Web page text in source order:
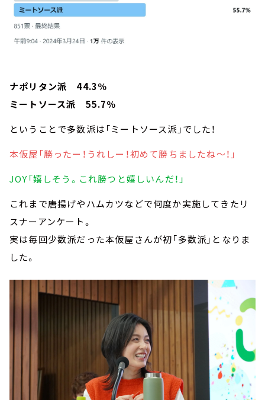
ナポリタン派 44.3％
ミートソース派 55.7％
ということで多数派は「ミートソース派」でした！
本仮屋「勝ったー！うれしー！初めて勝ちましたね～！」
JOY「嬉しそう。これ勝つと嬉しいんだ！」
これまで唐揚げやハムカツなどで何度か実施してきたリ
スナーアンケート。
実は毎回少数派だった本仮屋さんが初「多数派」となりま
した。